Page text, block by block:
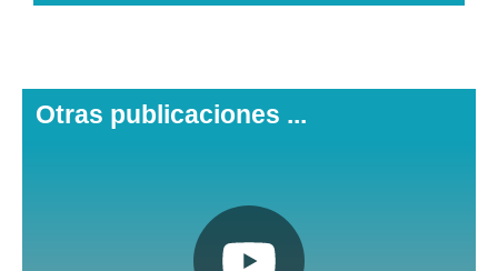
Otras publicaciones ...